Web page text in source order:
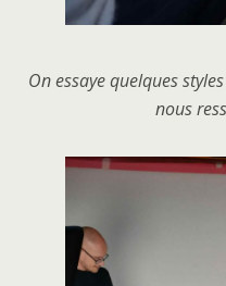
On essaye quelques
nous